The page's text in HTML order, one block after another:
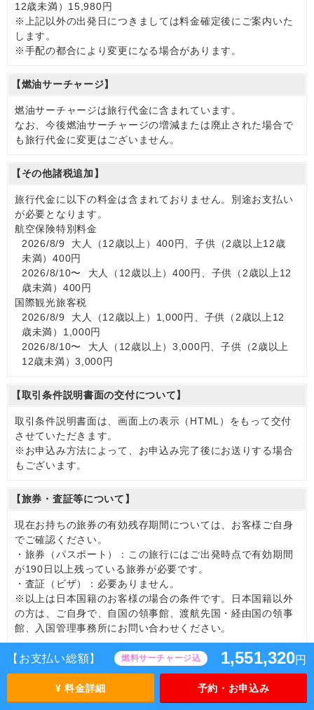
【お支払い総額】 燃料サーチャージ込 1,551,320円
¥ 料金詳細 予約・お申込み
12歳未満）15,980円
※上記以外の出発日につきましては料金確定後にご案内いた
します。
※手配の都合により変更になる場合があります。
【燃油サーチャージ】
燃油サーチャージは旅行代金に含まれています。
なお、今後燃油サーチャージの増減または廃止された場合で
も旅行代金に変更はございません。
【その他諸税追加】
旅行代金に以下の料金は含まれておりません。別途お支払い
が必要となります。
航空保険特別料金
2026/8/9 大人（12歳以上）400円、子供（2歳以上12歳
未満）400円
2026/8/10〜 大人（12歳以上）400円、子供（2歳以上12
歳未満）400円
国際観光旅客税
2026/8/9 大人（12歳以上）1,000円、子供（2歳以上12
歳未満）1,000円
2026/8/10〜 大人（12歳以上）3,000円、子供（2歳以上
12歳未満）3,000円
【取引条件説明書面の交付について】
取引条件説明書面は、画面上の表示（HTML）をもって交付
させていただきます。
※お申込み方法によって、お申込み完了後にお送りする場合
もございます。
【旅券・査証等について】
現在お持ちの旅券の有効残存期間については、お客様ご自身
でご確認ください。
・旅券（パスポート）：この旅行にはご出発時点で有効期間
が190日以上残っている旅券が必要です。
・査証（ビザ）：必要ありません。
※以上は日本国籍のお客様の場合の条件です。日本国籍以外
の方は、ご自身で、自国の領事館、渡航先国・経由国の領事
館、入国管理事務所にお問い合わせください。
旅行契約の申込みと成立
旅行契約は当社（受託営業所を含む）にて当社所定の旅行
申込書に必要事項を記入のうえ、 おひとり様につき申込